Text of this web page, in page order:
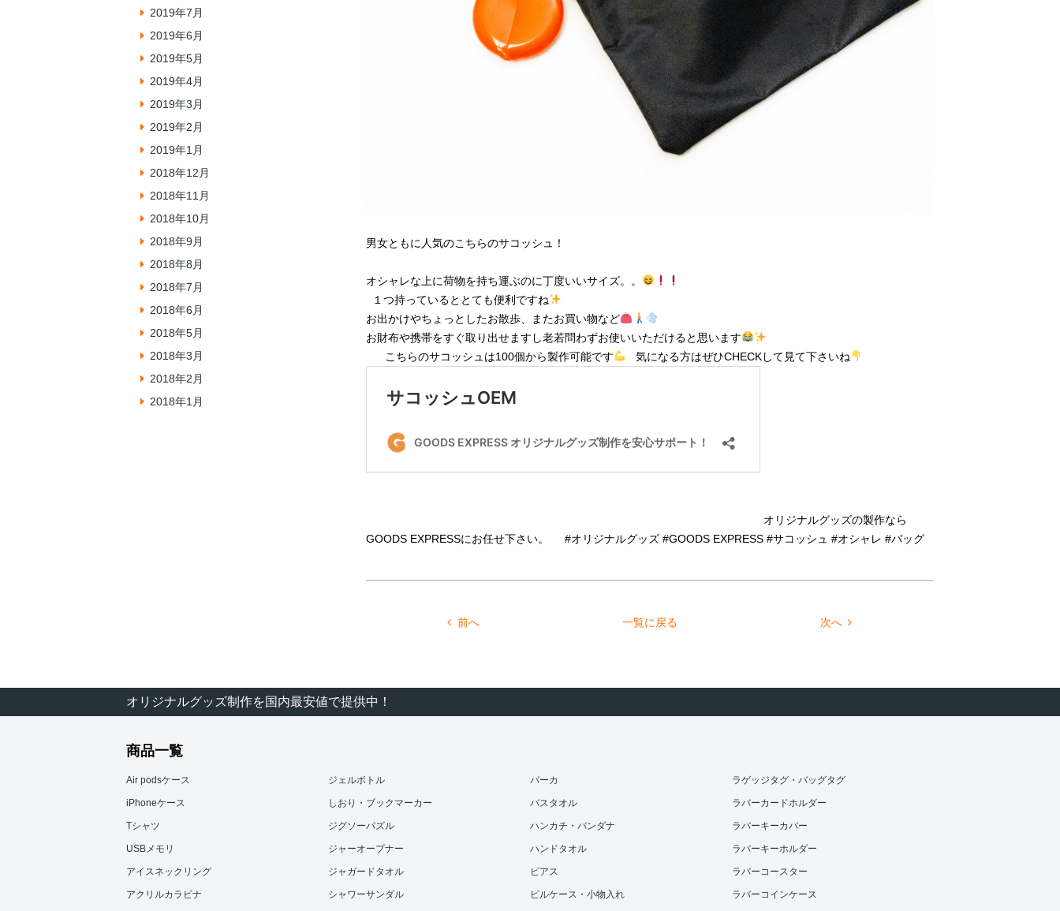
男女ともに人気のこちらのサコッシュ！
オシャレな上に荷物を持ち運ぶのに丁度いいサイズ。。
１つ持っているととても便利ですね
お出かけやちょっとしたお散歩、またお買い物など
お財布や携帯をすぐ取り出せますし老若問わずお使いいただけると思います
こちらのサコッシュは100個から製作可能です
気になる方はぜひCHECKして見て下さいね
オリジナルグッズの製作なら
GOODS EXPRESSにお任せ下さい。 #オリジナルグッズ #GOODS EXPRESS #サコッシュ #オシャレ #バッグ
前へ 一覧に戻る 次へ
2019年7月
2019年6月
2019年5月
2019年4月
2019年3月
2019年2月
2019年1月
2018年12月
2018年11月
2018年10月
2018年9月
2018年8月
2018年7月
2018年6月
2018年5月
2018年3月
2018年2月
2018年1月
オリジナルグッズ制作を国内最安値で提供中！
商品一覧
Air podsケース
iPhoneケース
Tシャツ
USBメモリ
アイスネックリング
アクリルカラビナ
ジェルボトル
しおり・ブックマーカー
ジグソーパズル
ジャーオープナー
ジャガードタオル
シャワーサンダル
パーカ
バスタオル
ハンカチ・バンダナ
ハンドタオル
ピアス
ピルケース・小物入れ
ラゲッジタグ・バッグタグ
ラバーカードホルダー
ラバーキーカバー
ラバーキーホルダー
ラバーコースター
ラバーコインケース